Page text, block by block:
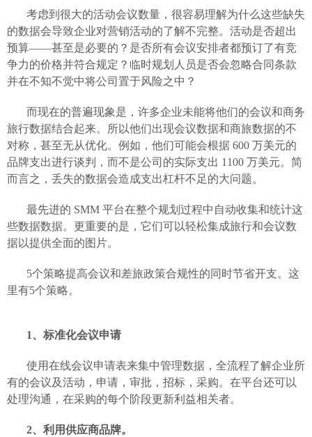
考虑到很大的活动会议数量，很容易理解为什么这些缺失
的数据会导致企业对营销活动的了解不完整。活动是否超出
预算——甚至是必要的？是否所有会议安排者都预订了有竞
争力的价格并符合规定？临时规划人员是否会忽略合同条款
并在不知不觉中将公司置于风险之中？
而现在的普遍现象是，许多企业未能将他们的会议和商务
旅行数据结合起来。所以他们出现会议数据和商旅数据的不
对称，甚至无从优化。例如，他们可能会根据 600 万美元的
品牌支出进行谈判，而不是公司的实际支出 1100 万美元。简
而言之，丢失的数据会造成支出杠杆不足的大问题。
最先进的 SMM 平台在整个规划过程中自动收集和统计这
些数据数据。更重要的是，它们可以轻松集成旅行和会议数
据以提供全面的图片。
5个策略提高会议和差旅政策合规性的同时节省开支。这
里有5个策略。
1、标准化会议申请
使用在线会议申请表来集中管理数据，全流程了解企业所
有的会议及活动，申请，审批，招标，采购。在平台还可以
处理沟通，在采购的每个阶段更新利益相关者。
2、利用供应商品牌。